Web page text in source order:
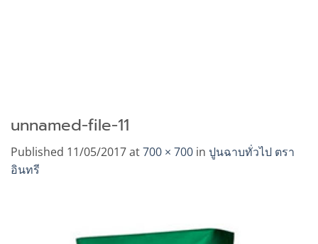
unnamed-file-11
Published 11/05/2017at700 × 700 in ปูนฉาบทั่วไป ตรา
อินทรี